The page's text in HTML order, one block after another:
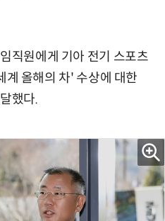
직원에게 기아 전기 스포츠
계 올해의 차' 수상에 대한
했다.